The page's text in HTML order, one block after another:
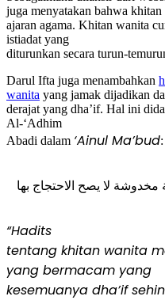
juga menyatakan bahwa
ajaran agama. Khitan wanita
istiadat yang
diturunkan secara turun-
Darul Ifta juga menambahkan
wanita yang jamak dijadikan
derajat yang dha’if. Hal ini
Al-‘Adhim
Abadi dalam ‘Ainul Ma’bud:
لا يصح الاحتجاج بها
“Hadits
tentang khitan wanita
yang bermacam yang
kesemuanya dha’if